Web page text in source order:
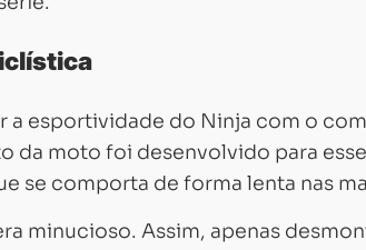
a esportividade do Ninja com o
da moto foi desenvolvido para
se comporta de forma lenta nas